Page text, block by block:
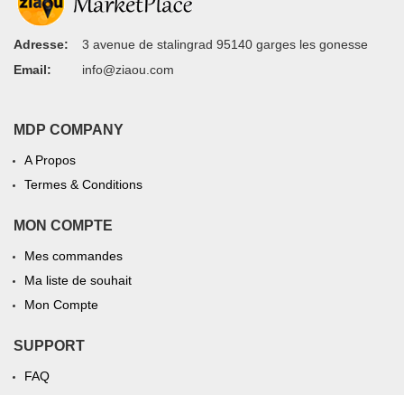
Adresse:
3 avenue de stalingrad 95140 garges les gonesse
Email:
info@ziaou.com
MDP COMPANY
A Propos
Termes & Conditions
MON COMPTE
Mes commandes
Ma liste de souhait
Mon Compte
SUPPORT
FAQ